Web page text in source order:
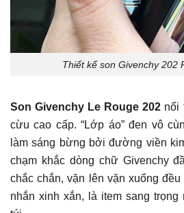
Thiết kế son Givenchy 202
Son Givenchy Le Rouge 202 nổi
cừu cao cấp. “Lớp áo” đen vô
làm sáng bừng bởi đường viền
chạm khắc dòng chữ Givenchy
chắc chắn, vặn lên vặn xuống
nhắn xinh xắn, là item sang